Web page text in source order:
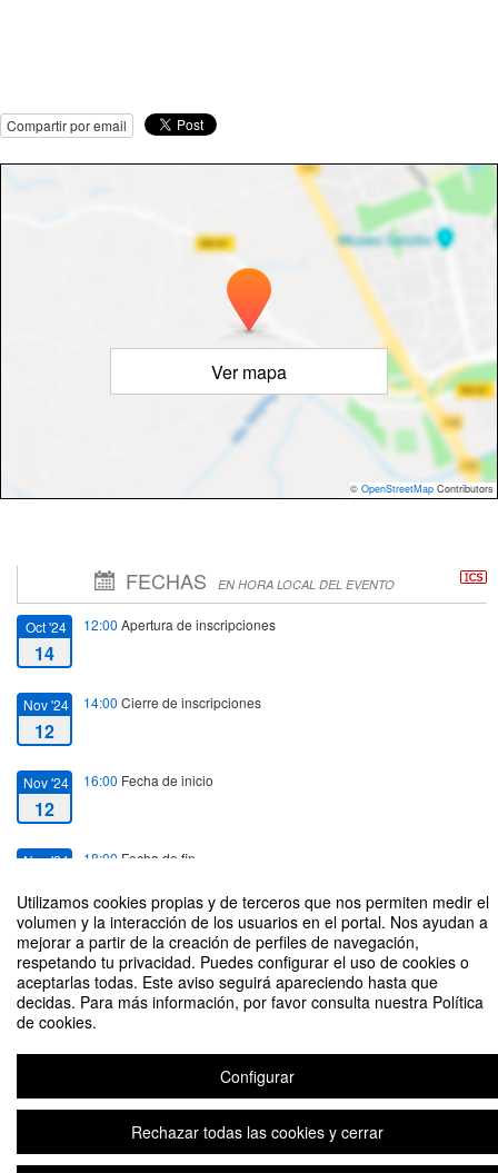
Utilizamos cookies propias y de terceros que nos permiten medir el
volumen y la interacción de los usuarios en el portal. Nos ayudan a
mejorar a partir de la creación de perfiles de navegación,
respetando tu privacidad. Puedes configurar el uso de cookies o
aceptarlas todas. Este aviso seguirá apareciendo hasta que
decidas. Para más información, por favor consulta nuestra Política
de cookies.
Configurar
Rechazar todas las cookies y cerrar
Compartir por email
Ver mapa
© OpenStreetMap Contributors
FECHAS EN HORA LOCAL DEL EVENTO
Oct '24
14
12:00 Apertura de inscripciones
Nov '24
12
14:00 Cierre de inscripciones
Nov '24
12
16:00 Fecha de inicio
Nov '24 18:00 Fecha de fin
Taller Práctico “Operaciones Societarias y Toma de Control”
Plataforma de organización de eventos Symposium